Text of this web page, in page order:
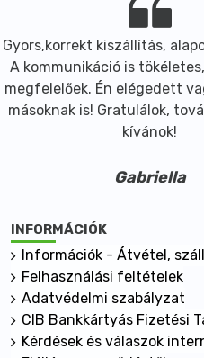
Gyors,korrekt kiszállítás,
A kommunikáció is
megfelelőek. Én elégedett
másoknak is! Gratulálok,
kívánok!
Gabriella
INFORMÁCIÓK
Információk - Átvétel,
Felhasználási feltételek
Adatvédelmi szabályzat
CIB Bankkártyás Fizetési
Kérdések és válaszok